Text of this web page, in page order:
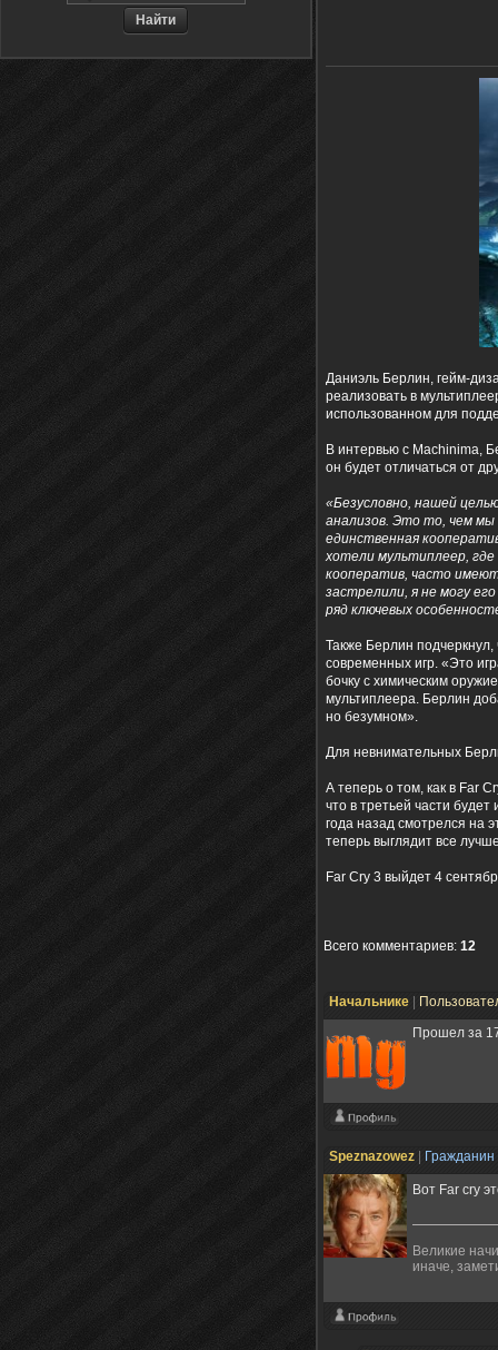
Даниэль Берлин, гейм-
реализовать в
использованном для
В интервью с Machinima,
он будет отличаться от
«Безусловно, нашей
анализов. Это то, чем мы
единственная
хотели мультиплеер,
кооператив, часто имеют
застрелили, я не могу
ряд ключевых
Также Берлин подчеркнул,
современных игр. «Это
бочку с химическим
мультиплеера. Берлин
но безумном».
Для невнимательных
А теперь о том, как в Far
что в третьей части
года назад смотрелся на
теперь выглядит все
Far Cry 3 выйдет 4
Всего комментариев: 12
Начальнике
Прошел за
Speznazowez Гражданин
Вот Far cry
Великие
иначе,